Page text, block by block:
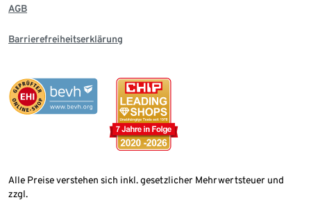
AGB
Barrierefreiheitserklärung
Alle Preise verstehen sich inkl. gesetzlicher Mehrwertsteuer und
zzgl.